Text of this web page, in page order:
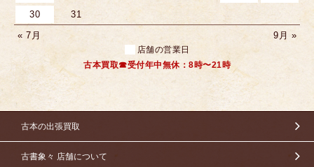
30
31
« 7月
9月 »
店舗の営業日
古本買取☎受付年中無休：8時〜21時
古本の出張買取
古書象々 店舗について